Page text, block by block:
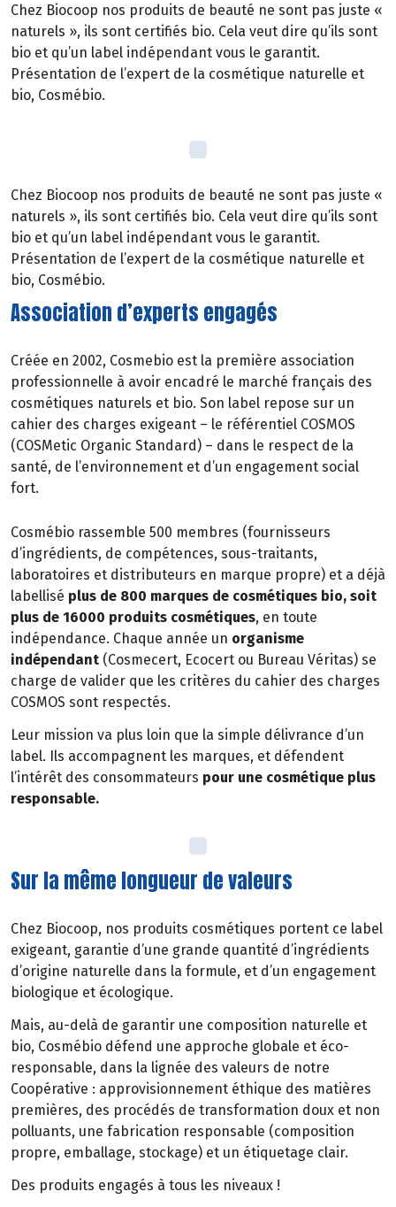
Chez Biocoop nos produits de beauté ne sont pas juste «
naturels », ils sont certifiés bio. Cela veut dire qu’ils sont
bio et qu’un label indépendant vous le garantit.
Présentation de l’expert de la cosmétique naturelle et
bio, Cosmébio.
Chez Biocoop nos produits de beauté ne sont pas juste «
naturels », ils sont certifiés bio. Cela veut dire qu’ils sont
bio et qu’un label indépendant vous le garantit.
Présentation de l’expert de la cosmétique naturelle et
bio, Cosmébio.
Association d’experts engagés
Créée en 2002, Cosmebio est la première association
professionnelle à avoir encadré le marché français des
cosmétiques naturels et bio. Son label repose sur un
cahier des charges exigeant – le référentiel COSMOS
(COSMetic Organic Standard) – dans le respect de la
santé, de l’environnement et d’un engagement social
fort.
Cosmébio rassemble 500 membres (fournisseurs
d’ingrédients, de compétences, sous-traitants,
laboratoires et distributeurs en marque propre) et a déjà
labellisé plus de 800 marques de cosmétiques bio, soit
plus de 16000 produits cosmétiques, en toute
indépendance. Chaque année un organisme
indépendant (Cosmecert, Ecocert ou Bureau Véritas) se
charge de valider que les critères du cahier des charges
COSMOS sont respectés.
Leur mission va plus loin que la simple délivrance d’un
label. Ils accompagnent les marques, et défendent
l’intérêt des consommateurs pour une cosmétique plus
responsable.
Sur la même longueur de valeurs
Chez Biocoop, nos produits cosmétiques portent ce label
exigeant, garantie d’une grande quantité d’ingrédients
d’origine naturelle dans la formule, et d’un engagement
biologique et écologique.
Mais, au-delà de garantir une composition naturelle et
bio, Cosmébio défend une approche globale et éco-
responsable, dans la lignée des valeurs de notre
Coopérative : approvisionnement éthique des matières
premières, des procédés de transformation doux et non
polluants, une fabrication responsable (composition
propre, emballage, stockage) et un étiquetage clair.
Des produits engagés à tous les niveaux !